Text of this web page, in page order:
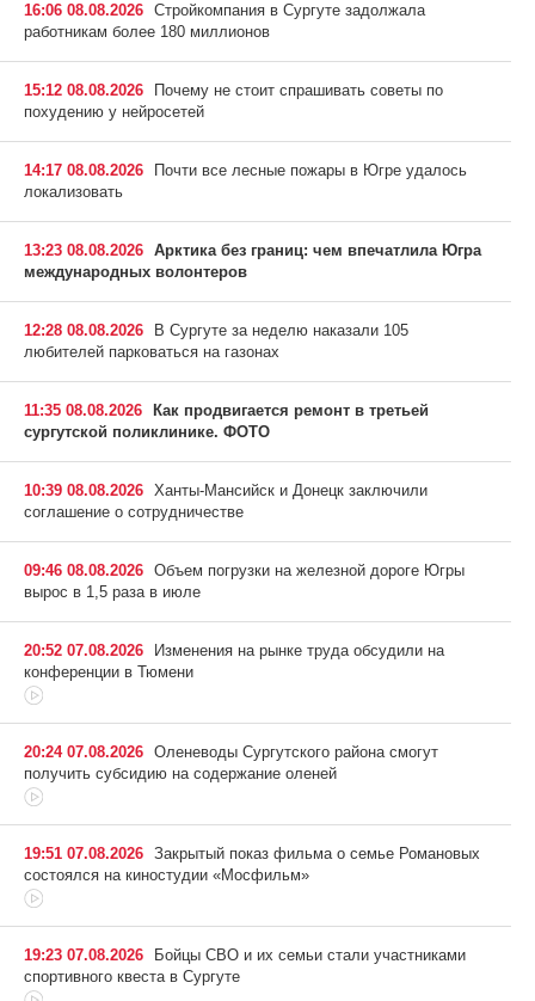
16:06 08.08.2026 Стройкомпания в Сургуте задолжала
работникам более 180 миллионов
15:12 08.08.2026
Почему не стоит спрашивать советы по
похудению у нейросетей
14:17 08.08.2026
Почти все лесные пожары в Югре удалось
локализовать
13:23 08.08.2026 Арктика без границ: чем впечатлила Югра
международных волонтеров
12:28 08.08.2026
В Сургуте за неделю наказали 105
любителей парковаться на газонах
11:35 08.08.2026
Как продвигается ремонт в третьей
сургутской поликлинике. ФОТО
10:39 08.08.2026 Ханты-Мансийск и Донецк заключили
соглашение о сотрудничестве
09:46 08.08.2026 Объем погрузки на железной дороге Югры
вырос в 1,5 раза в июле
20:52 07.08.2026
Изменения на рынке труда обсудили на
конференции в Тюмени
20:24 07.08.2026 Оленеводы Сургутского района смогут
получить субсидию на содержание оленей
19:51 07.08.2026 Закрытый показ фильма о семье Романовых
состоялся на киностудии «Мосфильм»
19:23 07.08.2026
Бойцы СВО и их семьи стали участниками
спортивного квеста в Сургуте